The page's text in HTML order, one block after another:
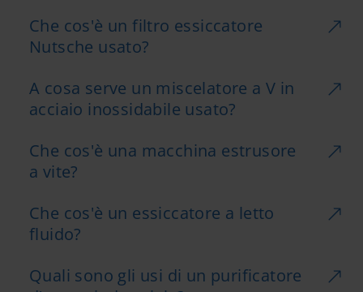
Che cos'è un filtro essiccatore
Nutsche usato?
A cosa serve un miscelatore a V in
acciaio inossidabile usato?
Che cos'è una macchina estrusore
a vite?
Che cos'è un essiccatore a letto
fluido?
Quali sono gli usi di un purificatore